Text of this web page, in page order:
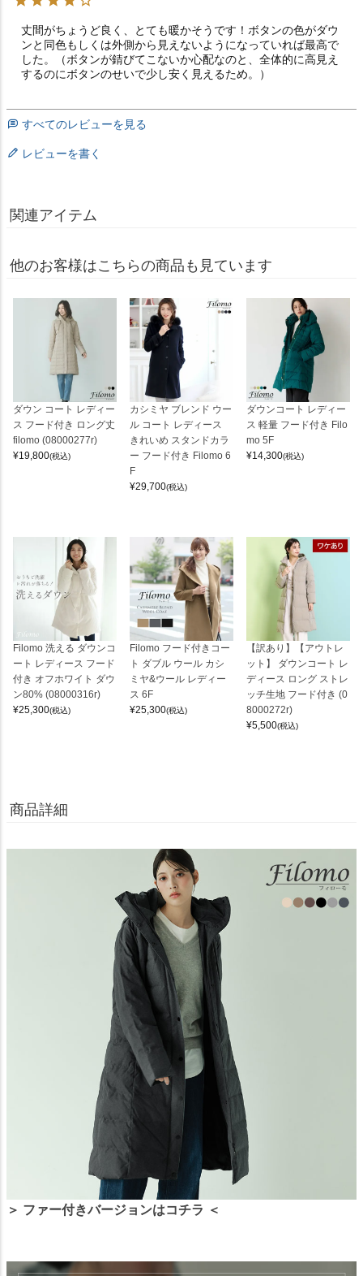
丈間がちょうど良く、とても暖かそうです！ボタンの色がダウ
ンと同色もしくは外側から見えないようになっていれば最高で
した。（ボタンが錆びてこないか心配なのと、全体的に高見え
するのにボタンのせいで少し安く見えるため。）
すべてのレビューを見る
レビューを書く
関連アイテム
他のお客様はこちらの商品も見ています
ダウン コート レディー
ス フード付き ロング丈
filomo (08000277r)
¥19,800(税込)
カシミヤ ブレンド ウー
ル コート レディース
きれいめ スタンドカラ
ー フード付き Filomo 6
F
¥29,700(税込)
ダウンコート レディー
ス 軽量 フード付き Filo
mo 5F
¥14,300(税込)
Filomo 洗える ダウンコ
ート レディース フード
付き オフホワイト ダウ
ン80% (08000316r)
¥25,300(税込)
Filomo フード付きコー
ト ダブル ウール カシ
ミヤ&ウール レディー
ス 6F
¥25,300(税込)
【訳あり】【アウトレ
ット】 ダウンコート レ
ディース ロング ストレ
ッチ生地 フード付き (0
8000272r)
¥5,500(税込)
商品詳細
＞ ファー付きバージョンはコチラ ＜